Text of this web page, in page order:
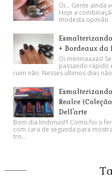
Oi... Gente ainda
Hoje a
modesta opinião.
+ Bordeaux da
Oi meninaaaas!
passando rápido
ruim não. Nesses últimos dias
Realce
Dell'arte
Bom dia lindonas!!! Como foi o
com cara de segunda para
tro...